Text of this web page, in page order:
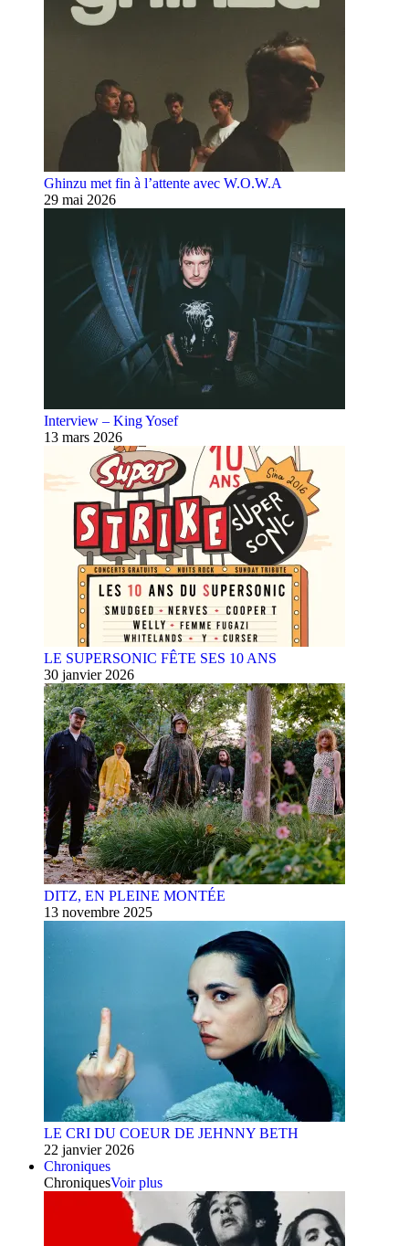
Ghinzu met fin à l’attente avec W.O.W.A
29 mai 2026
Interview – King Yosef
13 mars 2026
LE SUPERSONIC FÊTE SES 10 ANS
30 janvier 2026
DITZ, EN PLEINE MONTÉE
13 novembre 2025
LE CRI DU COEUR DE JEHNNY BETH
22 janvier 2026
Chroniques
ChroniquesVoir plus